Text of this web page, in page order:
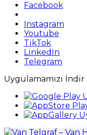
Facebook
Instagram
Youtube
TikTok
LinkedIn
Telegram
Uygulamamızı İndir